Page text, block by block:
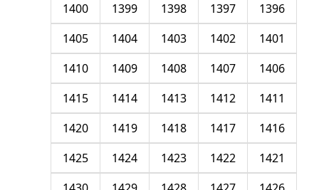
1396
1397
1398
1399
1400
1401
1402
1403
1404
1405
1406
1407
1408
1409
1410
1411
1412
1413
1414
1415
1416
1417
1418
1419
1420
1421
1422
1423
1424
1425